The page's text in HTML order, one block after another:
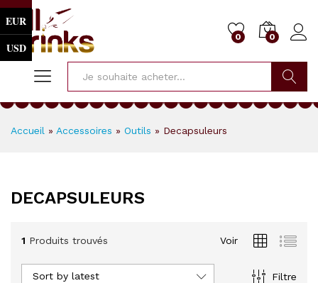
0 0
Chercher
Accueil » Accessoires » Outils » Decapsuleurs
DECAPSULEURS
1 Produits trouvés Voir
Filtre
Sort by latest
EUR
USD